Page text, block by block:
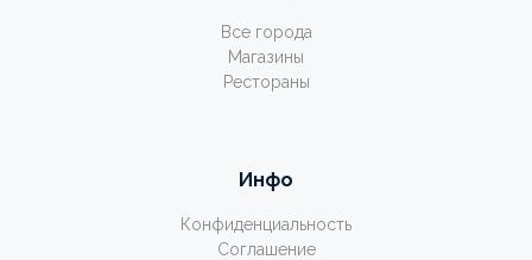
Все города
Магазины
Рестораны
Инфо
Конфиденциальность
Соглашение